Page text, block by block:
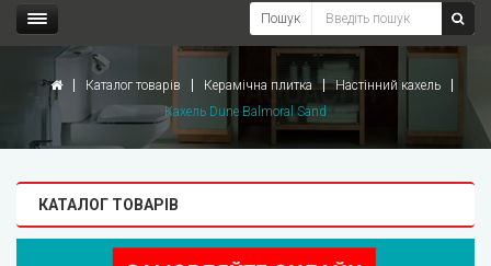
Пошук
Каталог товарів Керамічна плитка
Настінний кахель
Кахель Dune Balmoral Sand
КАТАЛОГ ТОВАРІВ